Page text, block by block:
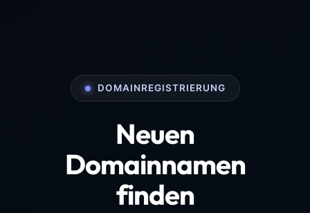
DOMAINREGISTRIERUNG
Neuen
Domainnamen
finden